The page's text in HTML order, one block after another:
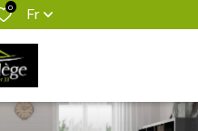
0 Fr